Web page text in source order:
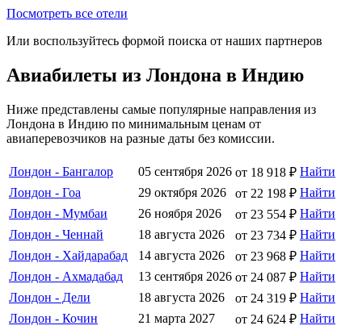
Посмотреть все отели
Или воспользуйтесь формой поиска от наших партнеров
Авиабилеты из Лондона в Индию
Ниже представлены самые популярные направления из
Лондона в Индию по минимальным ценам от
авиаперевозчиков на разные даты без комиссии.
Лондон - Бангалор 05 сентября 2026 от 18 918 ₽ Найти
Лондон - Гоа
29 октября 2026 от 22 198 ₽ Найти
Лондон - Мумбаи
26 ноября 2026 от 23 554 ₽ Найти
Лондон - Ченнай
18 августа 2026 от 23 734 ₽ Найти
Лондон - Хайдарабад
14 августа 2026 от 23 968 ₽ Найти
Лондон - Ахмадабад
13 сентября 2026 от 24 087 ₽ Найти
Лондон - Дели
18 августа 2026 от 24 319 ₽ Найти
Лондон - Кочин
21 марта 2027 от 24 624 ₽ Найти